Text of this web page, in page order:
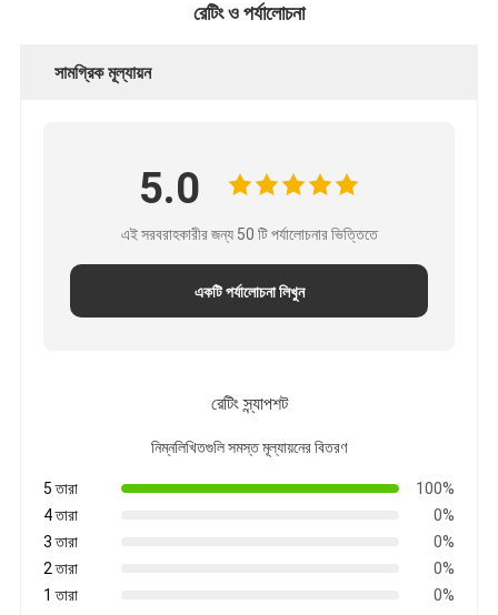
রেটিং ও পর্যালোচনা
সামগ্রিক মূল্যায়ন
5.0
এই সরবরাহকারীর জন্য 50 টি পর্যালোচনার ভিত্তিতে
একটি পর্যালোচনা লিখুন
রেটিং স্ন্যাপশট
নিম্নলিখিতগুলি সমস্ত মূল্যায়নের বিতরণ
5 তারা
100%
4 তারা
0%
3 তারা
0%
2 তারা
0%
1 তারা
0%